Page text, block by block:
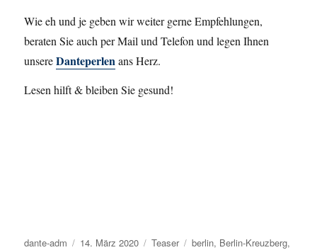
Wie eh und je geben wir weiter gerne Empfehlungen,
beraten Sie auch per Mail und Telefon und legen Ihnen
unsereDanteperlenans Herz.
Lesen hilft & bleiben Sie gesund!
Autor
dante-adm
Veröffentlicht
14. März 2020 Kategorien
Teaser Schlagwörter
berlin, Berlin-Kreuzberg,